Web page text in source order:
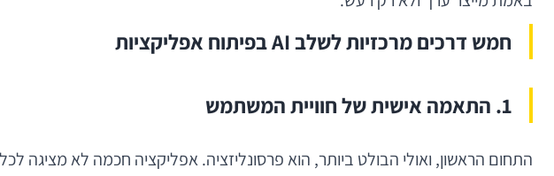
חמש דרכים מרכזיות לשלב AI בפיתוח אפליקציות
1. התאמה אישית של חוויית המשתמש
התחום הראשון, ואולי הבולט ביותר, הוא פרסונליזציה. אפליקציה חכמה לא